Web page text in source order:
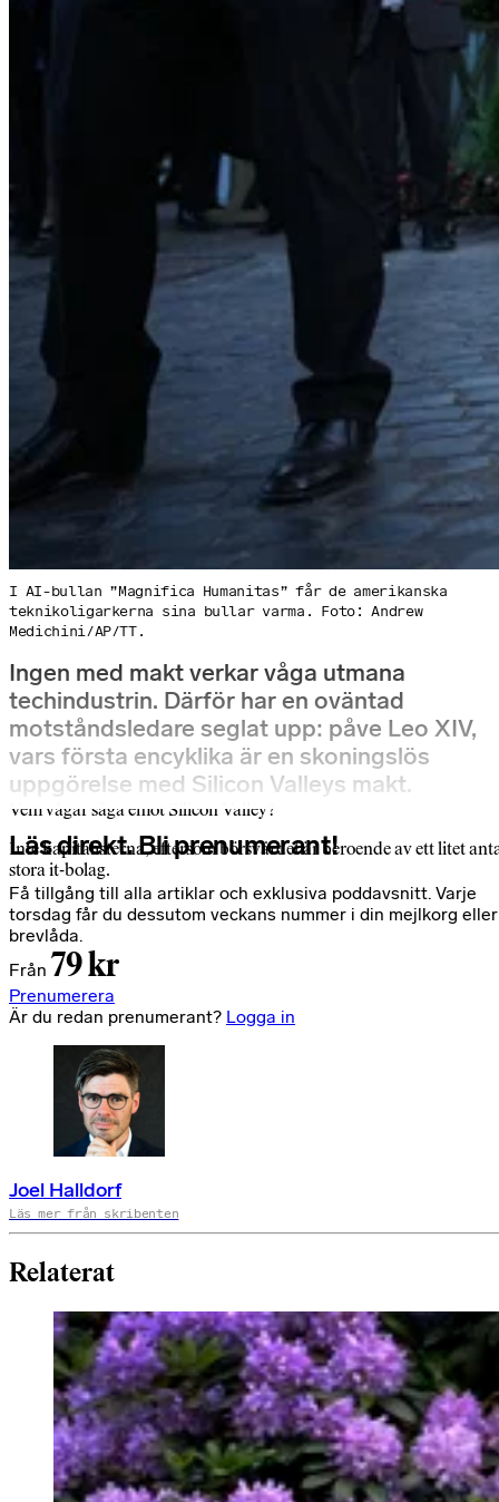
I AI-bullan ”Magnifica Humanitas” får de amerikanska
teknikoligarkerna sina bullar varma. Foto: Andrew
Medichini/AP/TT.
Ingen med makt verkar våga utmana
techindustrin. Därför har en oväntad
motståndsledare seglat upp: påve Leo XIV,
vars första encyklika är en skoningslös
uppgörelse med Silicon Valleys makt.
Vem vågar säga emot Silicon Valley?
Inte kapitalisterna, eftersom börsvärdet är beroende av ett litet
stora it-bolag.
Läs direkt. Bli prenumerant!
Få tillgång till alla artiklar och exklusiva poddavsnitt. Varje
torsdag får du dessutom veckans nummer i din mejlkorg eller
brevlåda.
Från 79 kr
Prenumerera
Är du redan prenumerant? Logga in
Joel Halldorf
Läs mer från skribenten
Relaterat